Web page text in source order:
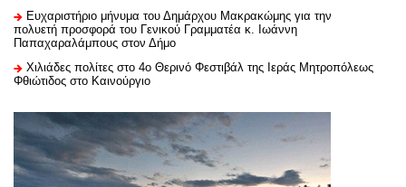
Ευχαριστήριo μήνυμα του Δημάρχου Μακρακώμης για την
πολυετή προσφορά του Γενικού Γραμματέα κ. Ιωάννη
Παπαχαραλάμπους στον Δήμο
Χιλιάδες πολίτες στο 4ο Θερινό Φεστιβάλ της Ιεράς Μητροπόλεως
Φθιώτιδος στο Καινούργιο